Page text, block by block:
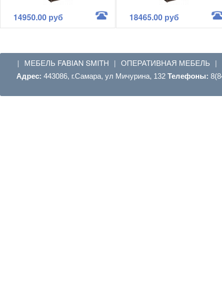
14950.00 руб 18465.00 руб
| МЕБЕЛЬ FABIAN SMITH | ОПЕРАТИВНАЯ МЕБЕЛЬ |
Адрес: 443086, г.Самара, ул Мичурина, 132 Телефоны: